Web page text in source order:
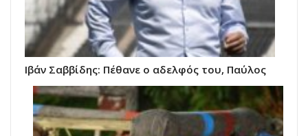
Ιβάν Σαββίδης: Πέθανε ο αδελφός του, Παύλος